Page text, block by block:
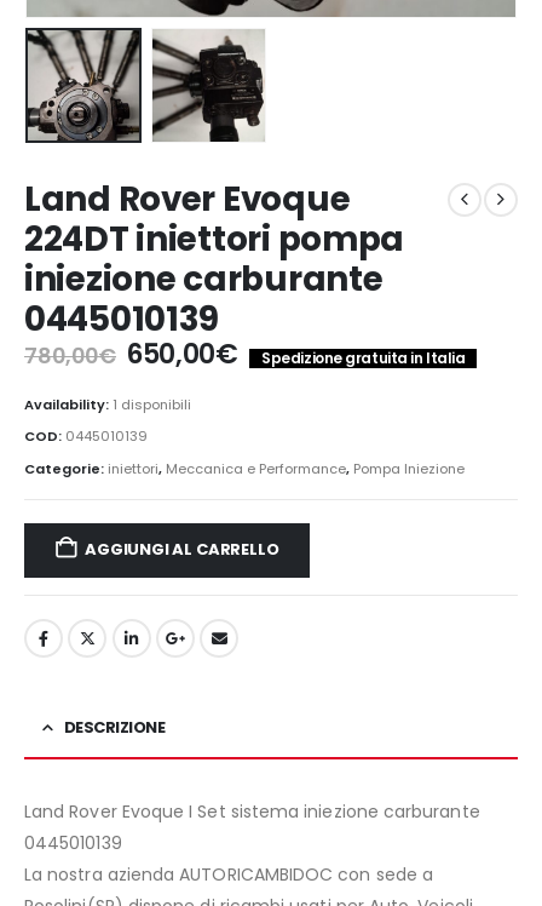
Land Rover Evoque
224DT iniettori pompa
iniezione carburante
0445010139
780,00€ Il
prezzo
originale
era:
780,00€.
650,00€Il
prezzo
650,00€.
Spedizione gratuita in Italia
Availability: 1 disponibili
COD: 0445010139
Categorie: iniettori, Meccanica e Performance, Pompa Iniezione
AGGIUNGI AL CARRELLO
DESCRIZIONE
Land Rover Evoque I Set sistema iniezione carburante
0445010139
La nostra azienda AUTORICAMBIDOC con sede a